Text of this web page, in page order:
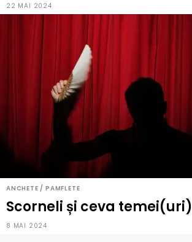
22 MAI 2024
ANCHETE / PAMFLETE
Scorneli și ceva temei(uri)
8 MAI 2024